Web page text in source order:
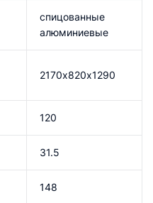
спицованные
алюминиевые
2170х820х1290
120
31.5
148